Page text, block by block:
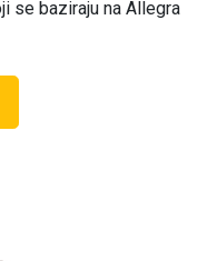
se baziraju na Allegra